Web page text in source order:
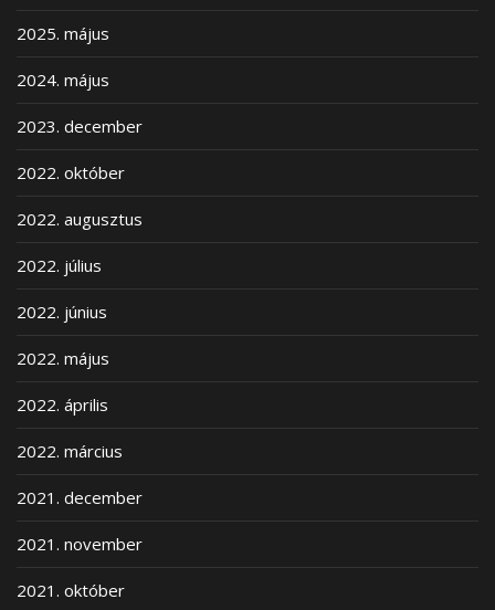
2025. május
2024. május
2023. december
2022. október
2022. augusztus
2022. július
2022. június
2022. május
2022. április
2022. március
2021. december
2021. november
2021. október